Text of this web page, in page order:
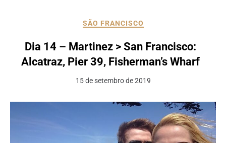
SÃO FRANCISCO
Dia 14 – Martinez > San Francisco:
Alcatraz, Pier 39, Fisherman’s Wharf
15 de setembro de 2019